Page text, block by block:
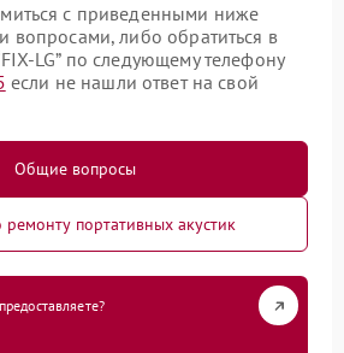
с приведенными ниже
вопросами, либо обратиться в
LG” по следующему телефону
если не нашли ответ на свой
Общие вопросы
портативных акустик